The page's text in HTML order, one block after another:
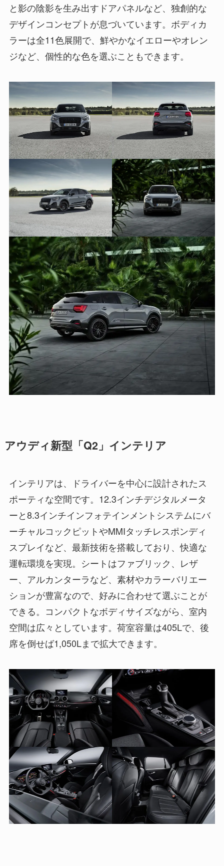
と影の陰影を生み出すドアパネルなど、独創的な
デザインコンセプトが息づいています。ボディカ
ラーは全11色展開で、鮮やかなイエローやオレン
ジなど、個性的な色を選ぶこともできます。
アウディ新型「Q2」インテリア
インテリアは、ドライバーを中心に設計されたス
ポーティな空間です。12.3インチデジタルメータ
ーと8.3インチインフォテインメントシステムにバ
ーチャルコックピットやMMIタッチレスポンディ
スプレイなど、最新技術を搭載しており、快適な
運転環境を実現。シートはファブリック、レザ
ー、アルカンターラなど、素材やカラーバリエー
ションが豊富なので、好みに合わせて選ぶことが
できる。コンパクトなボディサイズながら、室内
空間は広々としています。荷室容量は405Lで、後
席を倒せば1,050Lまで拡大できます。